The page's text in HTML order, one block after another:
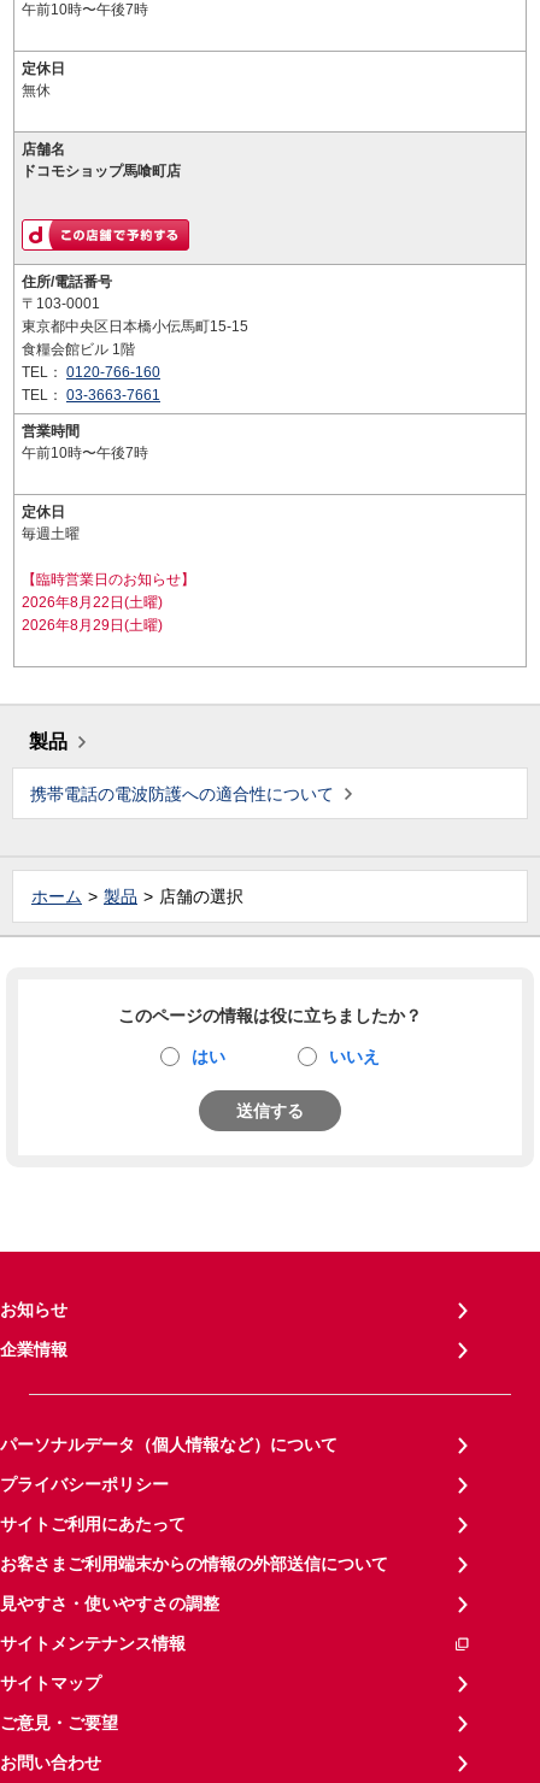
午前10時〜午後7時
定休日
無休
店舗名
ドコモショップ馬喰町店
住所/電話番号
〒103-0001
東京都中央区日本橋小伝馬町15-15
食糧会館ビル 1階
TEL： 0120-766-160
TEL： 03-3663-7661
営業時間
午前10時〜午後7時
定休日
毎週土曜
【臨時営業日のお知らせ】
2026年8月22日(土曜)
2026年8月29日(土曜)
製品
携帯電話の電波防護への適合性について
ホーム 製品 店舗の選択
このページの情報は役に立ちましたか？
はい いいえ
送信する
お知らせ
企業情報
パーソナルデータ（個人情報など）について
プライバシーポリシー
サイトご利用にあたって
お客さまご利用端末からの情報の外部送信について
見やすさ・使いやすさの調整
サイトメンテナンス情報
サイトマップ
ご意見・ご要望
お問い合わせ